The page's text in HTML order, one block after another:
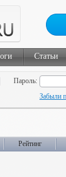
Статьи
Пароль:
Забыли
Рейтинг